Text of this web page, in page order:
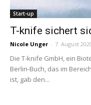
Start-up
T-knife sichert
Nicole Unger - 7. August
Die T-knife GmbH, ein
Berlin-Buch, das im
ist, gab den...